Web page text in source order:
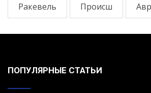
Ракевель Происш
ПОПУЛЯРНЫЕ СТАТЬИ